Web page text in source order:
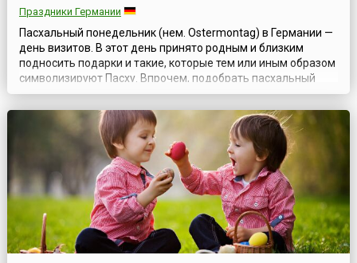
Праздники Германии
Пасхальный понедельник (нем. Ostermontag) в Германии —
день визитов. В этот день принято родным и близким
подносить подарки и такие, которые тем или иным образом
символизируют Пасху. Впрочем, подобрать пасхальный
подарок совсем несложно. Символика праздника задолго
до его наступления поступает в продажу в самых
разнообразных вариантах. Хотя стоит сказать, что больше
всего ценятся вещи, сделанн...